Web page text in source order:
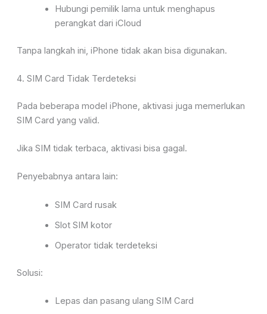
Hubungi pemilik lama untuk menghapus
perangkat dari iCloud
Tanpa langkah ini, iPhone tidak akan bisa digunakan.
4. SIM Card Tidak Terdeteksi
Pada beberapa model iPhone, aktivasi juga memerlukan
SIM Card yang valid.
Jika SIM tidak terbaca, aktivasi bisa gagal.
Penyebabnya antara lain:
SIM Card rusak
Slot SIM kotor
Operator tidak terdeteksi
Solusi:
Lepas dan pasang ulang SIM Card